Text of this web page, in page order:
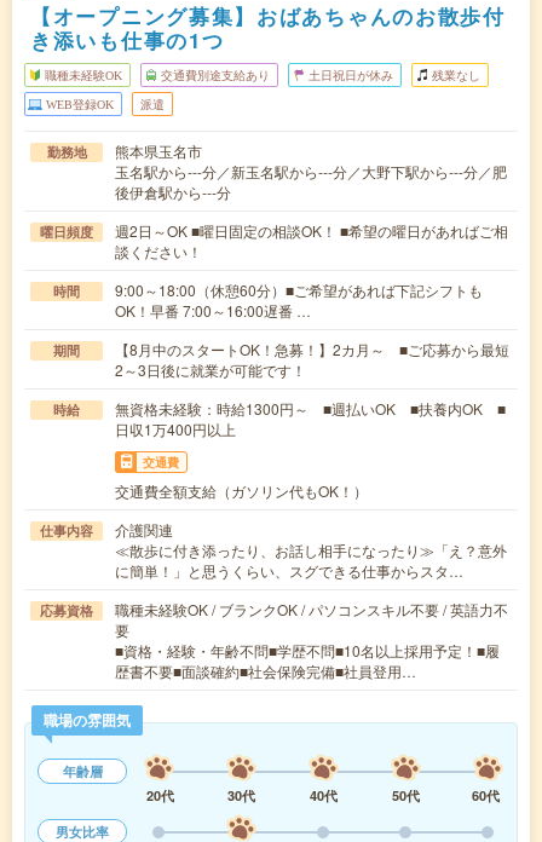
【オープニング募集】おばあちゃんのお散歩付
き添いも仕事の1つ
職種未経験OK 交通費別途支給あり 土日祝日が休み 残業なし
WEB登録OK 派遣
勤務地
熊本県玉名市
玉名駅から---分／新玉名駅から---分／大野下駅から---分／肥
後伊倉駅から---分
曜日頻度
週2日～OK ■曜日固定の相談OK！ ■希望の曜日があればご相
談ください！
時間
9:00～18:00（休憩60分）■ご希望があれば下記シフトも
OK！早番 7:00～16:00遅番 …
期間
【8月中のスタートOK！急募！】2カ月～ ■ご応募から最短
2～3日後に就業が可能です！
時給
無資格未経験：時給1300円～ ■週払いOK ■扶養内OK ■
日収1万400円以上
交通費
交通費全額支給（ガソリン代もOK！）
仕事内容
介護関連
≪散歩に付き添ったり、お話し相手になったり≫「え？意外
に簡単！」と思うくらい、スグできる仕事からスタ…
応募資格
職種未経験OK / ブランクOK / パソコンスキル不要 / 英語力不
要
■資格・経験・年齢不問■学歴不問■10名以上採用予定！■履
歴書不要■面談確約■社会保険完備■社員登用…
職場の雰囲気
年齢層
20代
30代 40代 50代
60代
男女比率